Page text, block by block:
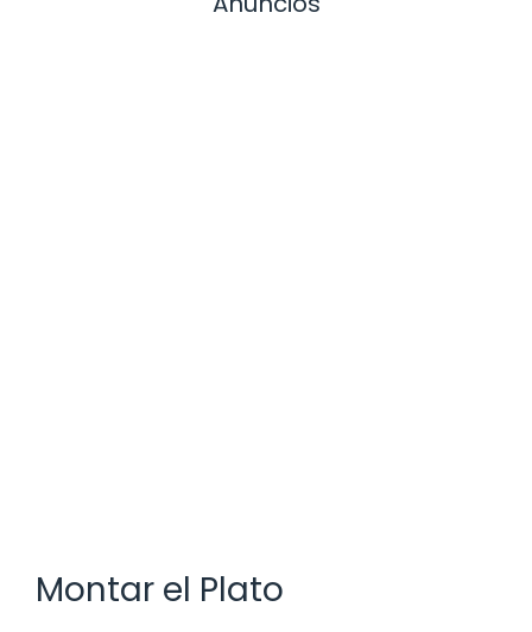
Montar el Plato